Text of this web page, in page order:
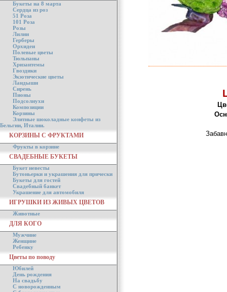
Букеты на 8 марта
Сердца из роз
51 Роза
101 Роза
Розы
Лилии
Герберы
Орхидеи
Полевые цветы
Тюльпаны
Хризантемы
Гвоздики
Экзотические цветы
Ландыши
Сирень
Пионы
Подсолнухи
Композиции
Корзины
Элитные шоколадные конфеты из
Бельгии, Италии.
КОРЗИНЫ С ФРУКТАМИ
Фрукты в корзине
СВАДЕБНЫЕ БУКЕТЫ
Букет невесты
Бутоньерки и украшения для прически
Букеты для гостей
Свадебный банкет
Украшение для автомобиля
ИГРУШКИ ИЗ ЖИВЫХ ЦВЕТОВ
Животные
ДЛЯ КОГО
Мужчине
Женщине
Ребенку
Цветы по поводу
Юбилей
День рождения
На свадьбу
С новорожденным